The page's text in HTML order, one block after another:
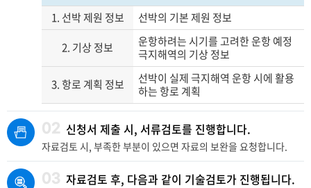
1. 선박 제원 정보
선박의 기본 제원 정보
2. 기상 정보
운항하려는 시기를 고려한 운항 예정
극지해역의 기상 정보
3. 항로 계획 정보
선박이 실제 극지해역 운항 시에 활용
하는 항로 계획
02 신청서 제출 시, 서류검토를 진행합니다.
자료검토 시, 부족한 부분이 있으면 자료의 보완을 요청합니다.
03 자료검토 후, 다음과 같이 기술검토가 진행됩니다.